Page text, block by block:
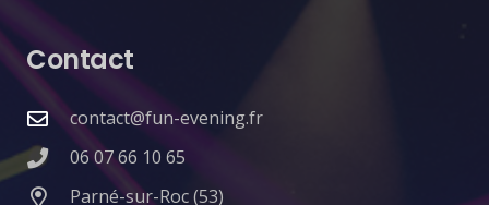
Contact
contact@fun-evening.fr
06 07 66 10 65
Parné-sur-Roc (53)